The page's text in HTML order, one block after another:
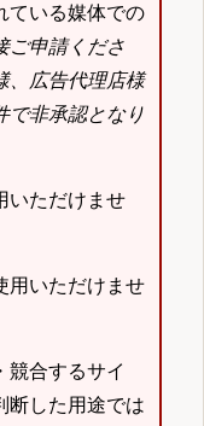
ている媒体での
ご申請くださ
、広告代理店様
で非承認となり
いただけませ
用いただけませ
合するサイ
断した用途では